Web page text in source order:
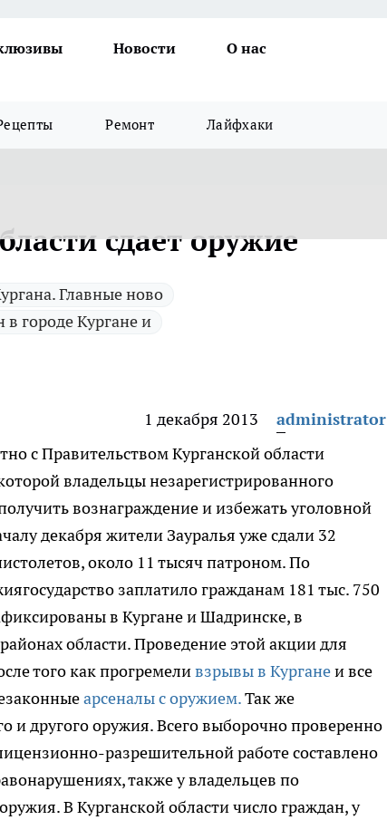
Новости
О нас
Ремонт Лайфхаки
сдает оружие
Главные ново
в городе Кургане и
1 декабря 2013
administrator
с Правительством Курганской области
владельцы незарегистрированного
вознаграждение и избежать уголовной
декабря жители Зауралья уже сдали 32
около 11 тысяч патроном. По
заплатило гражданам 181 тыс. 750
в Кургане и Шадринске, в
области. Проведение этой акции для
того как прогремеливзрывы в Курганеи все
арсеналы с оружием.Так же
и другого оружия. Всего выборочно проверенно
разрешительной работе составлено
также у владельцев по
В Курганской области число граждан, у